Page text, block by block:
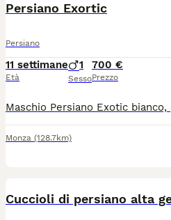
Persiano Exortic
Persiano
11 settimane
Età
1
Sesso
700 €
Prezzo
Monza (128.7km)